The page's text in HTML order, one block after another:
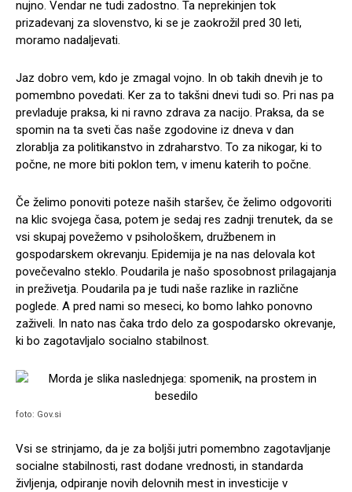
nujno. Vendar ne tudi zadostno. Ta neprekinjen tok
prizadevanj za slovenstvo, ki se je zaokrožil pred 30 leti,
moramo nadaljevati.
Jaz dobro vem, kdo je zmagal vojno. In ob takih dnevih je to
pomembno povedati. Ker za to takšni dnevi tudi so. Pri nas pa
prevladuje praksa, ki ni ravno zdrava za nacijo. Praksa, da se
spomin na ta sveti čas naše zgodovine iz dneva v dan
zlorablja za politikanstvo in zdraharstvo. To za nikogar, ki to
počne, ne more biti poklon tem, v imenu katerih to počne.
Če želimo ponoviti poteze naših staršev, če želimo odgovoriti
na klic svojega časa, potem je sedaj res zadnji trenutek, da se
vsi skupaj povežemo v psihološkem, družbenem in
gospodarskem okrevanju. Epidemija je na nas delovala kot
povečevalno steklo. Poudarila je našo sposobnost prilagajanja
in preživetja. Poudarila pa je tudi naše razlike in različne
poglede. A pred nami so meseci, ko bomo lahko ponovno
zaživeli. In nato nas čaka trdo delo za gospodarsko okrevanje,
ki bo zagotavljalo socialno stabilnost.
foto: Gov.si
Vsi se strinjamo, da je za boljši jutri pomembno zagotavljanje
socialne stabilnosti, rast dodane vrednosti, in standarda
življenja, odpiranje novih delovnih mest in investicije v